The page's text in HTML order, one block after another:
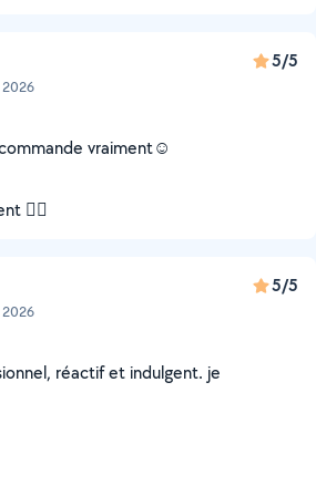
5/5
vraiment☺️
👍🏼
5/5
réactif et indulgent. je